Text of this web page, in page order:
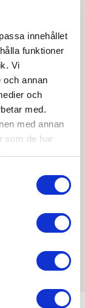
innehållet
funktioner
Vi
och annan
och
med.
med annan
som de har
jobbar
är så
logga in för att